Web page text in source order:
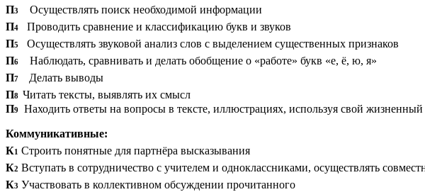
П3
Осуществлять поиск необходимой информации
П4
Проводить сравнение и классификацию букв и звуков
П5
Осуществлять звуковой анализ слов с выделением существенных признаков
П6
Наблюдать, сравнивать и делать обобщение о «работе» букв «е, ё, ю, я»
П7 Делать выводы
П8 Читать тексты, выявлять их смысл
П9 Находить ответы на вопросы в тексте, иллюстрациях, используя свой
Коммуникативные:
К1
Строить понятные для партнёра высказывания
К2 Вступать в сотрудничество с учителем и одноклассниками, осуществлять
К3 Участвовать в коллективном обсуждении прочитанного